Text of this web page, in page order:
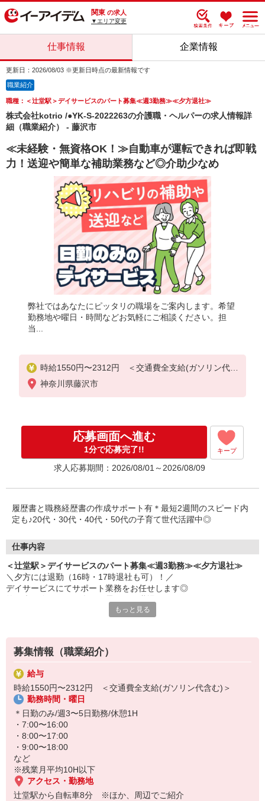
関東 の求人
▼エリア変更
仕事情報 企業情報
更新日：2026/08/03 ※更新日時点の最新情報です
職業紹介
職種：＜辻堂駅＞デイサービスのパート募集≪週3勤務≫≪夕方退社≫
株式会社kotrio /●YK-S-2022263の介護職・ヘルパーの求人情報詳
細（職業紹介） - 藤沢市
≪未経験・無資格OK！≫自動車が運転できれば即戦
力！送迎や簡単な補助業務など◎介助少なめ
弊社ではあなたにピッタリの職場をご案内します。希望
勤務地や曜日・時間などお気軽にご相談ください。担
当...
時給1550円〜2312円 ＜交通費全支給(ガソリン代含
む)＞
神奈川県藤沢市
応募画面へ進む
1分で応募完了!! キープ
求人応募期間：2026/08/01～2026/08/09
履歴書と職務経歴書の作成サポート有＊最短2週間のスピード内
定も♪20代・30代・40代・50代の子育て世代活躍中◎
仕事内容
＜辻堂駅＞デイサービスのパート募集≪週3勤務≫≪夕方退社≫
＼夕方には退勤（16時・17時退社も可）！／
デイサービスにてサポート業務をお任せします◎
・生活相談/お話相手
・食事の提供/介助
・ご自宅までの送迎（できる方のみ） など
働く時間は日勤帯のみ！勤務は週3日からOKなので、プライベート
との両立らくらくです♪
まずは気軽にご応募を♪
もっと見る
募集情報（職業紹介）
給与
時給1550円〜2312円 ＜交通費全支給(ガソリン代含む)＞
勤務時間・曜日
＊日勤のみ/週3〜5日勤務/休憩1H
・7:00〜16:00
・8:00〜17:00
・9:00〜18:00
など
※残業月平均10H以下
アクセス・勤務地
辻堂駅から自転車8分 ※ほか、周辺でご紹介